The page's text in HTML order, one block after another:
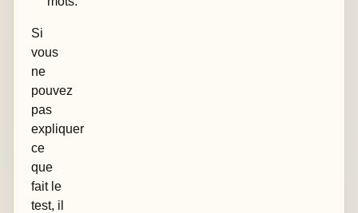
Si
vous
ne
pouvez
pas
expliquer
ce
que
fait le
test, il